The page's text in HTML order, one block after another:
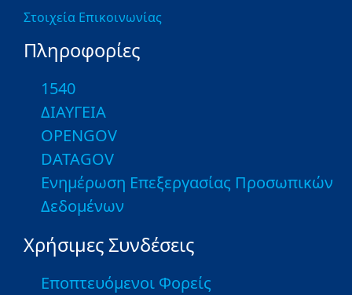
Στοιχεία Επικοινωνίας
Πληροφορίες
1540
ΔΙΑΥΓΕΙΑ
OPENGOV
DATAGOV
Ενημέρωση Επεξεργασίας Προσωπικών
Δεδομένων
Χρήσιμες Συνδέσεις
Εποπτευόμενοι Φορείς